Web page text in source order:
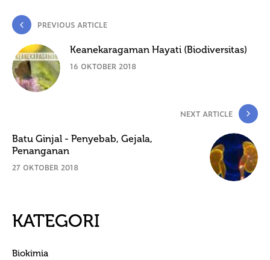
PREVIOUS ARTICLE
Keanekaragaman Hayati (Biodiversitas)
16 OKTOBER 2018
NEXT ARTICLE
Batu Ginjal - Penyebab, Gejala,
Penanganan
27 OKTOBER 2018
KATEGORI
Biokimia